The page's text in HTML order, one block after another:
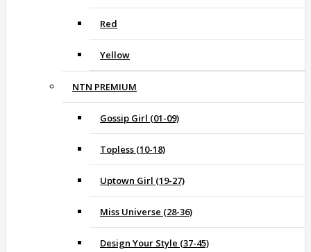
Red
Yellow
NTN PREMIUM
Gossip Girl (01-09)
Topless (10-18)
Uptown Girl (19-27)
Miss Universe (28-36)
Design Your Style (37-45)